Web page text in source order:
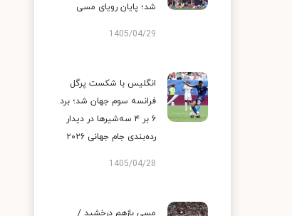
شد؛ پایان رویای مسی
1405/04/29
انگلیس با شکست پرگل
فرانسه سوم جهان شد؛ برد
۶ بر ۴ سه‌شیرها در دیدار
رده‌بندی جام جهانی ۲۰۲۶
1405/04/28
مسی بازهم درخشید /